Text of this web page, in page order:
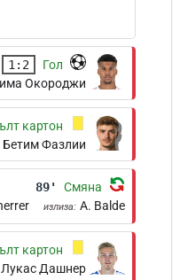
1:2
Гол
Окороджи
картон
Бетим Фазлии
89' Смяна
излиза: A. Balde
картон
Лукас Дашнер